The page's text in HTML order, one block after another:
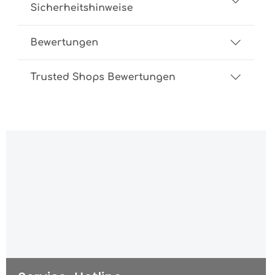
Sicherheitshinweise
Bewertungen
Trusted Shops Bewertungen